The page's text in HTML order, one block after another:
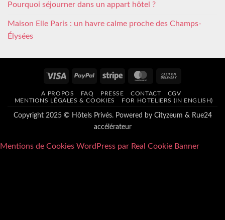
Pourquoi séjourner dans un appart hôtel ?
Maison Elle Paris : un havre calme proche des Champs-
Élysées
Visa PayPal Stripe MasterCard
Delivery
A PROPOS FAQ PRESSE CONTACT
CGV
MENTIONS LÉGALES & COOKIES
FOR HOTELIERS (IN ENGLISH)
Copyright 2025 © Hôtels Privés. Powered by Cityzeum & Rue24
accélérateur
Mentions de Cookies WordPress par Real Cookie Banner